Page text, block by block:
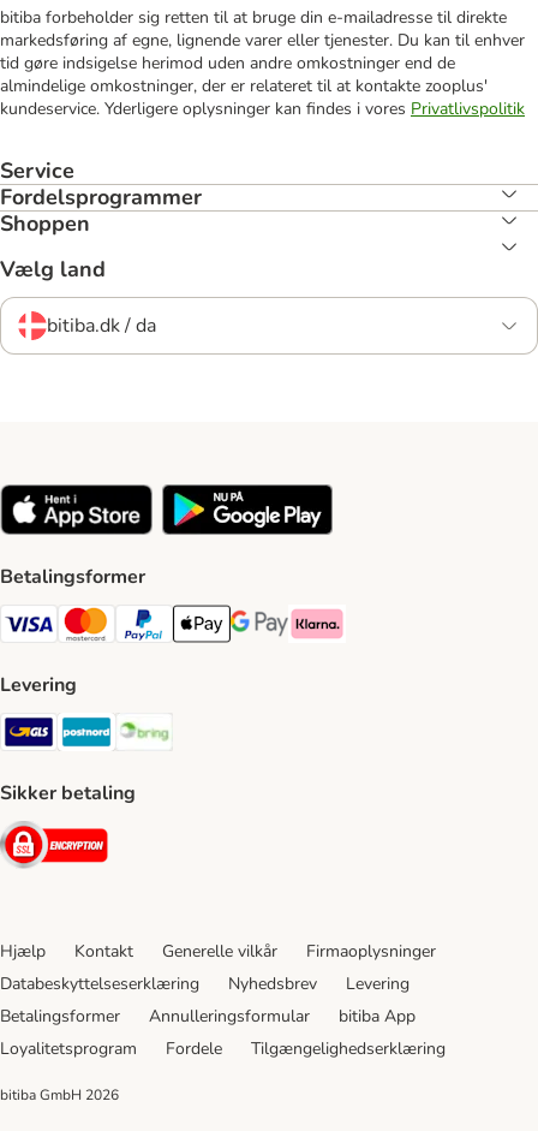
bitiba forbeholder sig retten til at bruge din e-mailadresse til direkte
markedsføring af egne, lignende varer eller tjenester. Du kan til enhver
tid gøre indsigelse herimod uden andre omkostninger end de
almindelige omkostninger, der er relateret til at kontakte zooplus'
kundeservice. Yderligere oplysninger kan findes i vores Privatlivspolitik
Service
Fordelsprogrammer
Shoppen
Vælg land
bitiba.dk / da
Betalingsformer
VISA Payment Method
Mastercard Payment Method
Paypal Payment Method
Apple Pay Payment Method
Google Pay Payment Method
Klarna Payment Method
Levering
GLS Shipping Method
Postnord Shipping Method
Sikker betaling
Security
Hjælp Kontakt Generelle vilkår
Firmaoplysninger
Databeskyttelseserklæring
Nyhedsbrev
Levering
Betalingsformer
Annulleringsformular
bitiba App
Loyalitetsprogram
Fordele Tilgængelighedserklæring
bitiba GmbH 2026